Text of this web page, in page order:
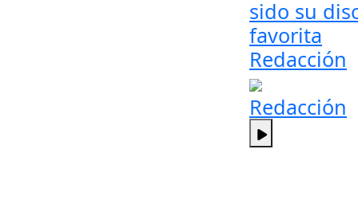
sido su
favorita
Redacción
Redacción